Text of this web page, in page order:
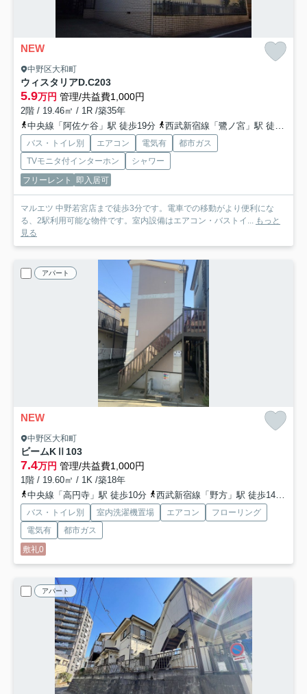
NEW
中野区大和町
ウィスタリアD.C203
5.9万円 管理/共益費1,000円
2階 / 19.46㎡ / 1R /築35年
中央線「阿佐ケ谷」駅 徒歩19分
西武新宿線「鷺ノ宮」駅 徒歩12分
バス・トイレ別 エアコン 電気有
都市ガス
TVモニタ付インターホン
シャワー
フリーレント
即入居可
マルエツ 中野若宮店まで徒歩3分です。電車での移動がより便利にな
る、2駅利用可能な物件です。室内設備はエアコン・バストイ... もっと
見る
アパート
NEW
中野区大和町
ビームKⅡ 103
7.4万円 管理/共益費1,000円
1階 / 19.60㎡ / 1K /築18年
中央線「高円寺」駅 徒歩10分
西武新宿線「野方」駅 徒歩14分
バス・トイレ別 室内洗濯機置場 エアコン
フローリング
電気有
都市ガス
敷礼0
アパート